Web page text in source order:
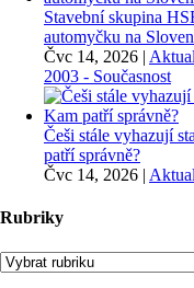
Stavební skupina
automyčku na
Čvc 14, 2026 |
2003 - Současnost
Češi stále vyhazují
patří správně?
Čvc 14, 2026 |
Rubriky
Rubriky